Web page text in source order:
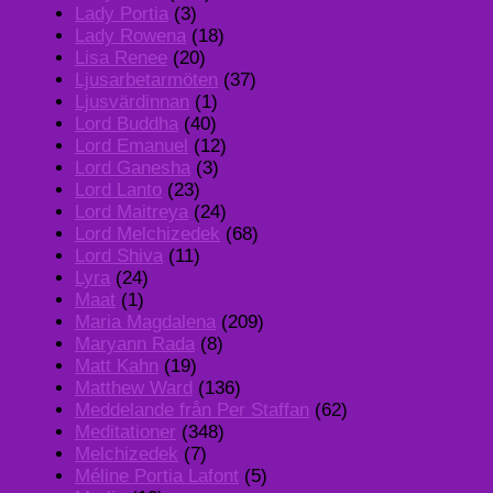
Lady Portia (3)
Lady Rowena (18)
Lisa Renee (20)
Ljusarbetarmöten (37)
Ljusvärdinnan (1)
Lord Buddha (40)
Lord Emanuel (12)
Lord Ganesha (3)
Lord Lanto (23)
Lord Maitreya (24)
Lord Melchizedek (68)
Lord Shiva (11)
Lyra (24)
Maat (1)
Maria Magdalena (209)
Maryann Rada (8)
Matt Kahn (19)
Matthew Ward (136)
Meddelande från Per Staffan (62)
Meditationer (348)
Melchizedek (7)
Méline Portia Lafont (5)